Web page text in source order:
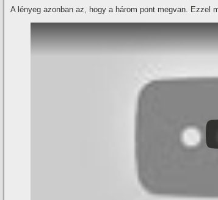
A lényeg azonban az, hogy a három pont megvan. Ezzel